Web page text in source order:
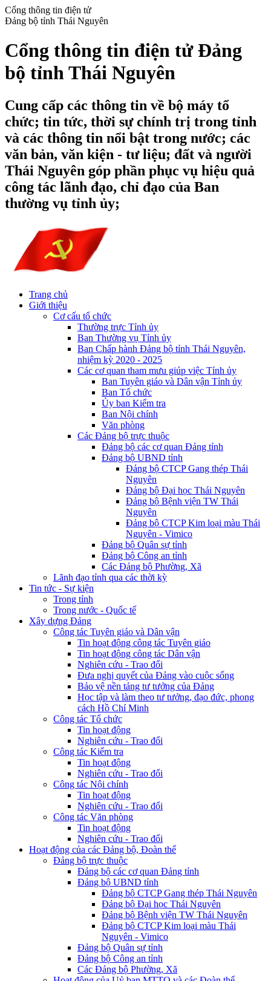
Cổng thông tin điện tử
Đảng bộ tỉnh Thái Nguyên
Cổng thông tin điện tử Đảng
bộ tỉnh Thái Nguyên
Cung cấp các thông tin về bộ máy tổ
chức; tin tức, thời sự chính trị trong tỉnh
và các thông tin nổi bật trong nước; các
văn bản, văn kiện - tư liệu; đất và người
Thái Nguyên góp phần phục vụ hiệu quả
công tác lãnh đạo, chỉ đạo của Ban
thường vụ tỉnh ủy;
Trang chủ
Giới thiệu
Cơ cấu tổ chức
Thường trực Tỉnh ủy
Ban Thường vụ Tỉnh ủy
Ban Chấp hành Đảng bộ tỉnh Thái Nguyên,
nhiệm kỳ 2020 - 2025
Các cơ quan tham mưu giúp việc Tỉnh ủy
Ban Tuyên giáo và Dân vận Tỉnh ủy
Ban Tổ chức
Ủy ban Kiểm tra
Ban Nội chính
Văn phòng
Các Đảng bộ trực thuộc
Đảng bộ các cơ quan Đảng tỉnh
Đảng bộ UBND tỉnh
Đảng bộ CTCP Gang thép Thái
Nguyên
Đảng bộ Đại học Thái Nguyên
Đảng bộ Bệnh viện TW Thái
Nguyên
Đảng bộ CTCP Kim loại màu Thái
Nguyên - Vimico
Đảng bộ Quân sự tỉnh
Đảng bộ Công an tỉnh
Các Đảng bộ Phường, Xã
Lãnh đạo tỉnh qua các thời kỳ
Tin tức - Sự kiện
Trong tỉnh
Trong nước - Quốc tế
Xây dựng Đảng
Công tác Tuyên giáo và Dân vận
Tin hoạt động công tác Tuyên giáo
Tin hoạt động công tác Dân vận
Nghiên cứu - Trao đổi
Đưa nghị quyết của Đảng vào cuộc sống
Bảo vệ nền tảng tư tưởng của Đảng
Học tập và làm theo tư tưởng, đạo đức, phong
cách Hồ Chí Minh
Công tác Tổ chức
Tin hoạt động
Nghiên cứu - Trao đổi
Công tác Kiểm tra
Tin hoạt động
Nghiên cứu - Trao đổi
Công tác Nội chính
Tin hoạt động
Nghiên cứu - Trao đổi
Công tác Văn phòng
Tin hoạt động
Nghiên cứu - Trao đổi
Hoạt động của các Đảng bộ, Đoàn thể
Đảng bộ trực thuộc
Đảng bộ các cơ quan Đảng tỉnh
Đảng bộ UBND tỉnh
Đảng bộ CTCP Gang thép Thái Nguyên
Đảng bộ Đại học Thái Nguyên
Đảng bộ Bệnh viện TW Thái Nguyên
Đảng bộ CTCP Kim loại màu Thái
Nguyên - Vimico
Đảng bộ Quân sự tỉnh
Đảng bộ Công an tỉnh
Các Đảng bộ Phường, Xã